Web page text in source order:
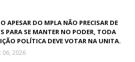
APESAR DO MPLA NÃO PRECISAR DE
PARA SE MANTER NO PODER, TODA
POLÍTICA DEVE VOTAR NA UNITA.
06, 2026